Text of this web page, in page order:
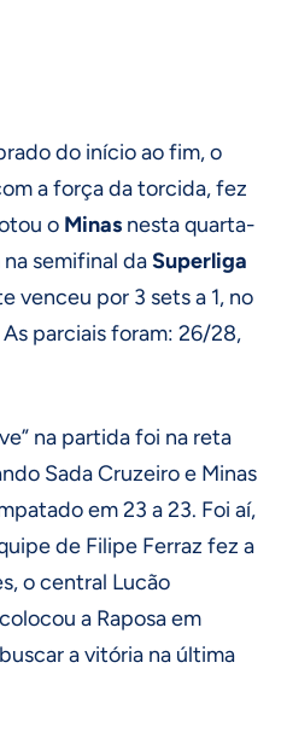
do início ao fim, o
a força da torcida, fez
o Minas nesta quarta-
semifinal daSuperliga
venceu por 3 sets a 1, no
parciais foram: 26/28,
na partida foi na reta
Sada Cruzeiro e Minas
em 23 a 23. Foi aí,
de Filipe Ferraz fez a
o central Lucão
a Raposa em
a vitória na última